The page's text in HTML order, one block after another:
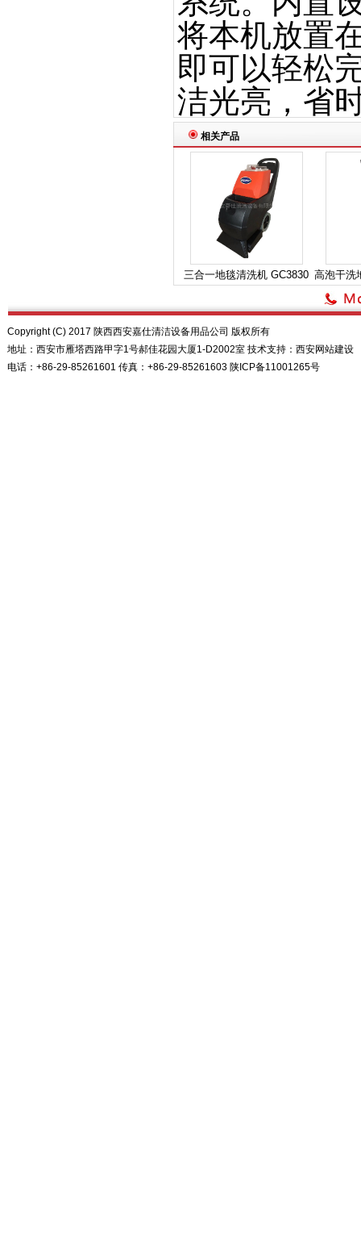
将本机放置
即可以轻松
洁光亮，省
相关产品
三合一地毯清洗机 GC3830 高泡干洗
Copyright (C) 2017 陕西西安嘉仕清洁设备用品公司 版权所有
地址：西安市雁塔西路甲字1号郝佳花园大厦1-D2002室 技术支持： 西安网站建设
电话：+86-29-85261601 传真：+86-29-85261603 陕ICP备11001265号